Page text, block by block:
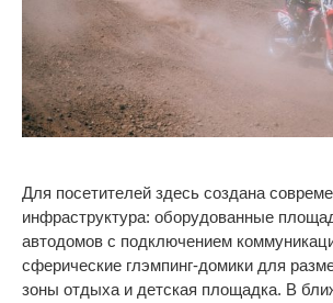
Для посетителей здесь создана
инфраструктура: оборудованные
автодомов с подключением
сферические глэмпинг-домики для
зоны отдыха и детская площадка. В